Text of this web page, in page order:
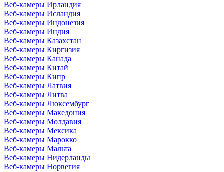
Веб-камеры Ирландия
Веб-камеры Исландия
Веб-камеры Индонезия
Веб-камеры Индия
Веб-камеры Казахстан
Веб-камеры Киргизия
Веб-камеры Канада
Веб-камеры Китай
Веб-камеры Кипр
Веб-камеры Латвия
Веб-камеры Литва
Веб-камеры Люксембург
Веб-камеры Македония
Веб-камеры Молдавия
Веб-камеры Мексика
Веб-камеры Марокко
Веб-камеры Мальта
Веб-камеры Нидерланды
Веб-камеры Норвегия